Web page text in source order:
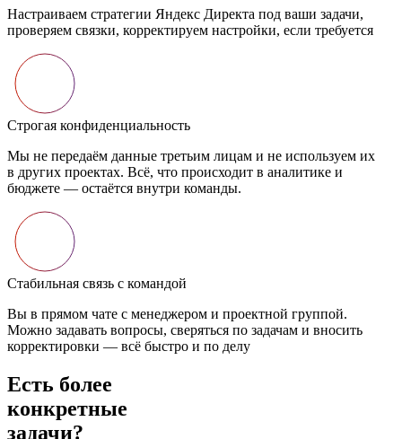
Настраиваем стратегии Яндекс Директа под ваши задачи,
проверяем связки, корректируем настройки, если требуется
Строгая конфиденциальность
Мы не передаём данные третьим лицам и не используем их
в других проектах. Всё, что происходит в аналитике и
бюджете — остаётся внутри команды.
Стабильная связь с командой
Вы в прямом чате с менеджером и проектной группой.
Можно задавать вопросы, сверяться по задачам и вносить
корректировки — всё быстро и по делу
Есть более
конкретные
задачи?